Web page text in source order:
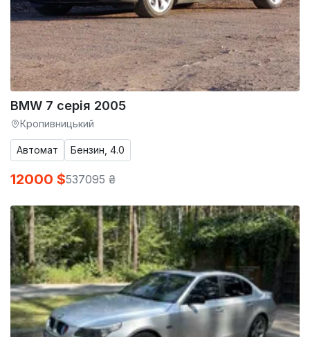
BMW 7 серія 2005
Кропивницький
Автомат Бензин, 4.0
12000 $537095 ₴